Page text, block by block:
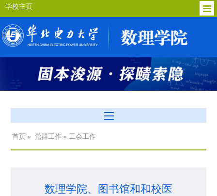
学校主页
首页 » 党群工作 » 工会工作
数理学院、图书馆和和校医